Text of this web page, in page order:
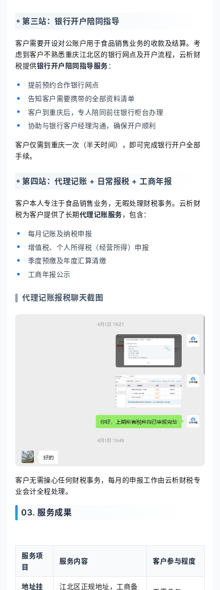
第三站：银行开户陪同指导
客户需要开设对公账户用于食品销售业务的收款及结算。考
虑到客户不熟悉重庆江北区的银行网点及开户流程，云析财
税提供银行开户陪同指导服务：
提前预约合作银行网点
告知客户需要携带的全部资料清单
客户到重庆后，专人陪同前往银行柜台办理
协助与银行客户经理沟通，确保开户顺利
客户仅需到重庆一次（半天时间），即可完成银行开户全部
手续。
第四站：代理记账 + 日常报税 + 工商年报
客户本人专注于食品销售业务，无暇处理财税事务。云析财
税为客户提供了长期代理记账服务，包含：
每月记账及纳税申报
增值税、个人所得税（经营所得）申报
季度预缴及年度汇算清缴
工商年报公示
代理记账报税聊天截图
客户无需操心任何财税事务，每月的申报工作由云析财税专
业会计全程处理。
03. 服务成果
服务项
目
服务内容 客户参与程度
地址挂
江北区正规地址，工商备